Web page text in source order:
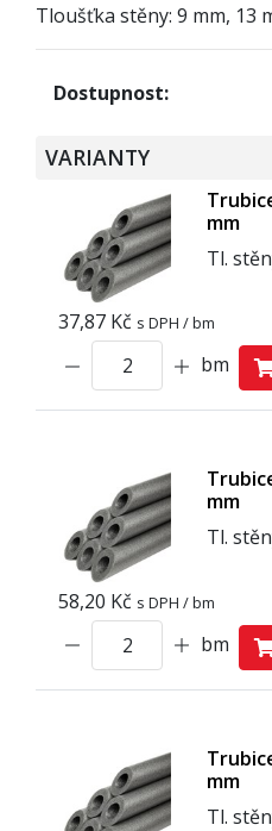
Tloušťka stěny: 9 mm, 13
Dostupnost:
VARIANTY
mm
Tl.
37,87 Kč s DPH / bm
bm
mm
Tl.
58,20 Kč s DPH / bm
bm
mm
Tl.